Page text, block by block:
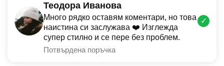
Теодора Иванова
Много рядко оставям коментари, но това
наистина си заслужава ❤️ Изглежда
супер стилно и се пере без проблем.
Потвърдена поръчка
✓